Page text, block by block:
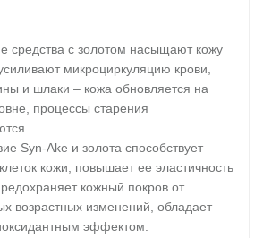
средства с золотом насыщают кожу
микроциркуляцию крови,
и шлаки – кожа обновляется на
процессы старения
Syn-Ake и золота способствует
кожи, повышает ее эластичность
кожный покров от
возрастных изменений, обладает
эффектом.